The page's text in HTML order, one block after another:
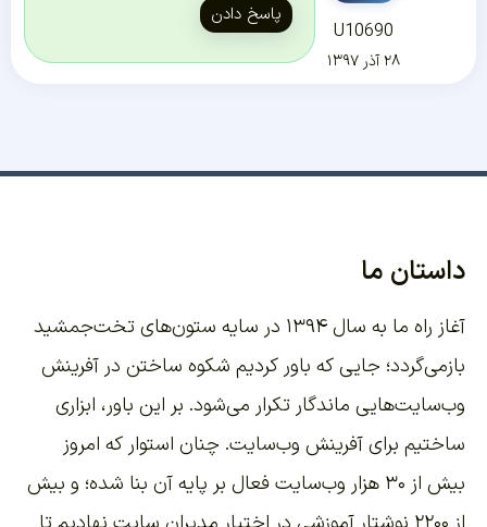
U10690
۲۸ آذر ۱۳۹۷
پاسخ دادن
داستان ما
آغاز راه ما به سال ۱۳۹۴ در سایه ستون‌های تخت‌جمشید
بازمی‌گردد؛ جایی که باور کردیم شکوه ساختن در آفرینش
وب‌سایت‌هایی ماندگار تکرار می‌شود. بر این باور، ابزاری
ساختیم برای آفرینش وب‌سایت. چنان استوار که امروز
بیش از ۳۰ هزار وب‌سایت فعال بر پایه آن بنا شده؛ و بیش